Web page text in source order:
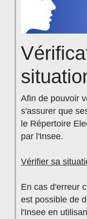
Afin de pouvoir
s'assurer que
le Répertoire
par l'Insee.
Vérifier sa
En cas d'erreur
est possible de
l'Insee en